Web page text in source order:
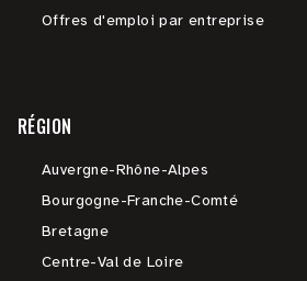
Offres d'emploi par entreprise
RÉGION
Auvergne-Rhône-Alpes
Bourgogne-Franche-Comté
Bretagne
Centre-Val de Loire